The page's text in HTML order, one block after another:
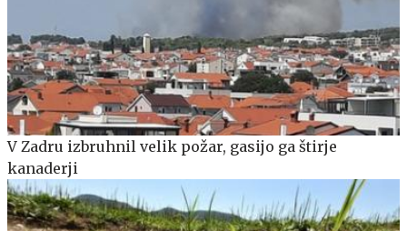
V Zadru izbruhnil velik požar, gasijo ga štirje
kanaderji